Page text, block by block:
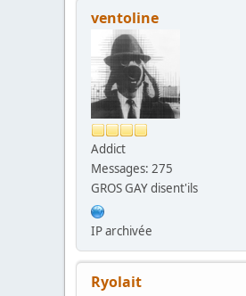
ventoline
Addict
Messages: 275
GROS GAY disent'ils
IP archivée
Ryolait